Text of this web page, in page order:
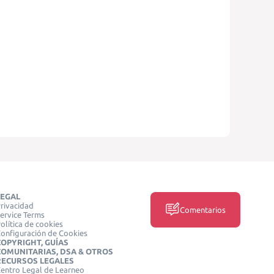
Terms
de cookies
de Cookies
GUÍAS
DSA & OTROS
LEGALES
Legal de Learneo
Comentarios